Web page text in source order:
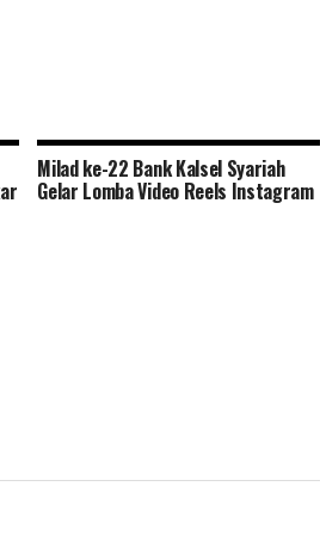
Milad ke-22 Bank Kalsel Syariah
Gelar Lomba Video Reels Instagram